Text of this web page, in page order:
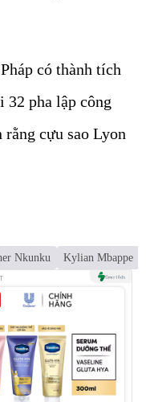
có thành tích
32 pha lập công
cựu sao Lyon
Nkunku Kylian Mbappe